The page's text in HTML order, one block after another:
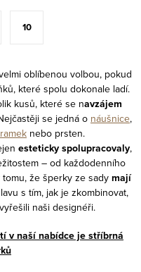
10
oblíbenou volbou, pokud
které spolu dokonale ladí.
kusů, které se navzájem
se jedná o náušnice,
nebo prsten.
esteticky spolupracovaly,
– od každodenního
že šperky ze sady mají
s tím, jak je zkombinovat,
naši designéři.
v naší nabídce je stříbrná